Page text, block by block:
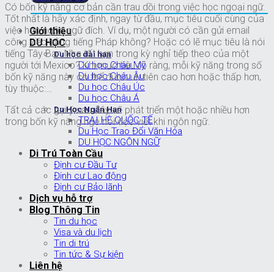
Giới thiệu
DU HỌC
Du học dài hạn
Du học Châu Mỹ
Du học Châu Âu
Du học Châu Úc
Du học Châu Á
Du Học Ngắn Hạn
TRẠI HÈ QUỐC TẾ
Du Học Trao Đổi Văn Hóa
DU HỌC NGÔN NGỮ
Di Trú Toàn Cầu
Định cư Đầu Tư
Định cư Lao động
Định cư Bảo lãnh
Dịch vụ hỗ trợ
Blog Thông Tin
Tin du học
Visa và du lịch
Tin di trú
Tin tức & Sự kiện
Liên hệ
Có bốn kỹ năng cơ bản cần trau dồi trong việc học ngoại ngữ.
Tốt nhất là hãy xác định, ngay từ đầu, mục tiêu cuối cùng của
việc học ngôn ngữ đích. Ví dụ, một người có cần gửi email
công việc bằng tiếng Pháp không? Hoặc có lẽ mục tiêu là nói
tiếng Tây Ban Nha tốt hơn trong kỳ nghỉ tiếp theo của một
người tới Mexico? Khi mục tiêu rõ ràng, mỗi kỹ năng trong số
bốn kỹ năng này có thể được ưu tiên cao hơn hoặc thấp hơn,
tùy thuộc:…
Tất cả các gợi ý sau đây sẽ phát triển một hoặc nhiều hơn
trong bốn kỹ năng nge nói đọc viết khi ngôn ngữ.